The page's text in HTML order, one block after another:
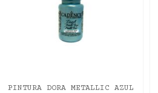
PINTURA DORA METALLIC AZUL